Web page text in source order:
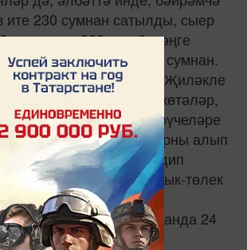
ите 230 сумнан сатылды, сыер
ите – 320дән, бәрәңге
сөт – литры 28-30 сумнан.
сәүдә итә торган “Җиләкле
инде беләләр һәм көтәләр,
хуҗалыгы җитештерүчеләре
алына торган товарларны алып
бәяләр дә кулай, дип
авыл хуҗалыгы һәм азык-төлек
Евгений Волков.
киләсе ярминкәсе Казанда 24